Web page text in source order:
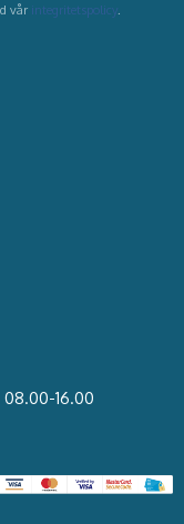
vår integritetspolicy.
16.00